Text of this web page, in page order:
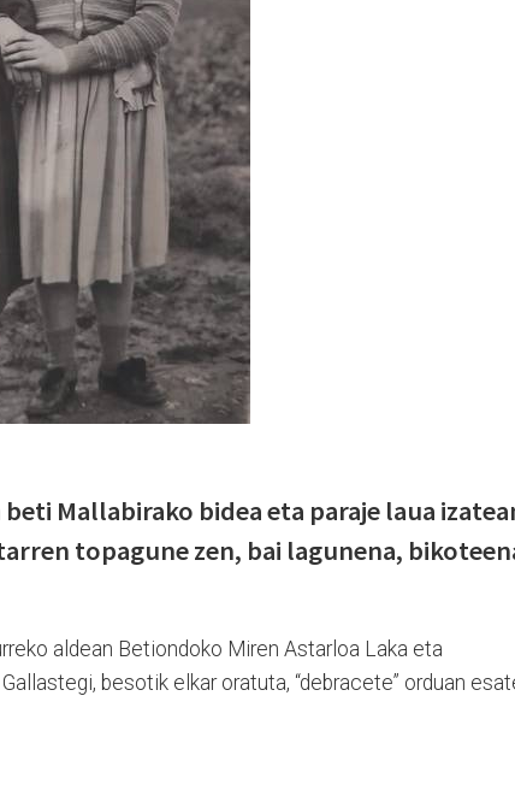
Mallabirako bidea eta paraje laua
topagune zen, bai lagunena,
aldean Betiondoko Miren Astarloa Laka eta
besotik elkar oratuta, “debracete” orduan